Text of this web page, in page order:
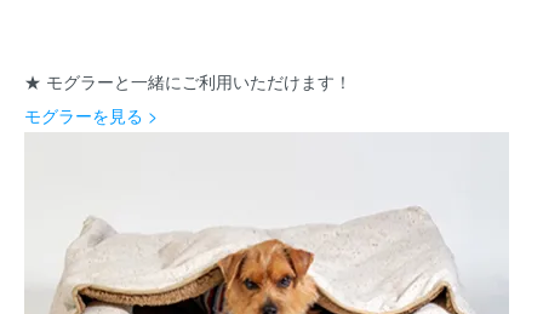
★ モグラーと一緒にご利用いただけます！
モグラーを見る >